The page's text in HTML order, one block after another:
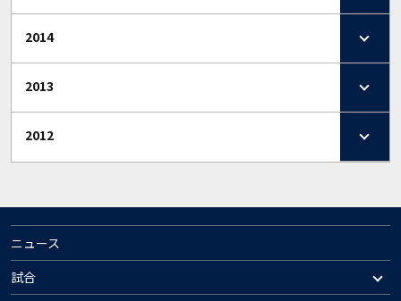
2014
2013
2012
ニュース
試合